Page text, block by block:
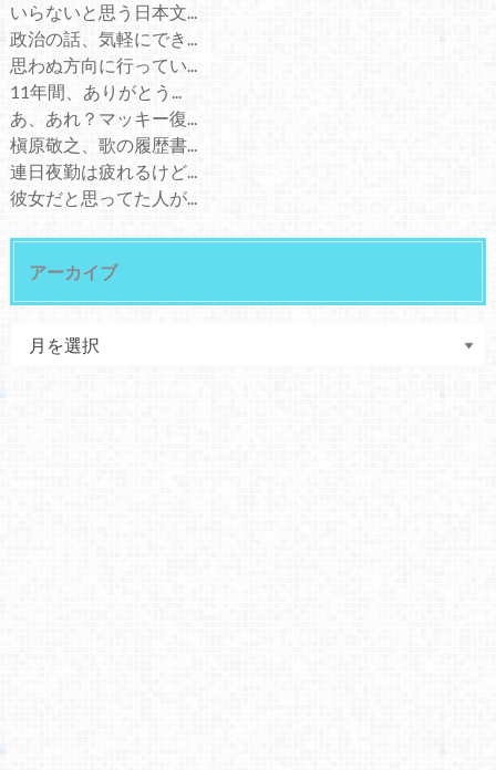
いらないと思う日本文...
政治の話、気軽にでき...
思わぬ方向に行ってい...
11年間、ありがとう...
あ、あれ？マッキー復...
槇原敬之、歌の履歴書...
連日夜勤は疲れるけど...
彼女だと思ってた人が...
アーカイブ